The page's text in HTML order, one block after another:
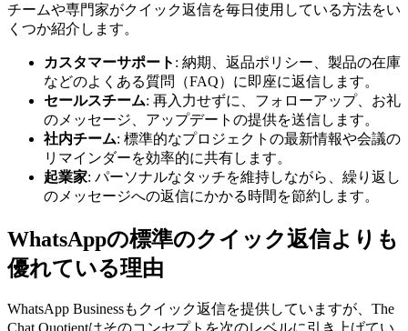
チームや専門家がクイック返信を毎日使用している方法をい
くつか紹介します。
カスタマーサポート : 納期、返品ポリシー、製品の在庫
などのよくある質問（FAQ）に即座に返信します。
セールスチーム: 再入力せずに、フォローアップ、お礼
のメッセージ、アップデートの提供を送信します。
社内チーム: 標準的なプロジェクトの最新情報や会議の
リマインダーを効率的に共有します。
起業家: パーソナルなタッチを維持しながら、繰り返し
のメッセージへの返信にかかる時間を節約します。
WhatsAppの標準のクイック返信よりも
優れている理由
WhatsApp Businessもクイック返信を提供していますが、The